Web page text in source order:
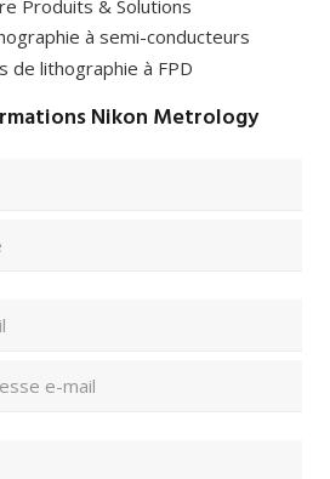
Produits & Solutions
à semi-conducteurs
de lithographie à FPD
Nikon Metrology